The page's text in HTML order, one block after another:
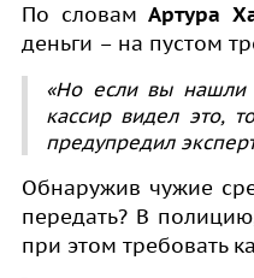
По словамАртура
деньги – на пустом
«Но если вы нашли
кассир видел это,
предупредил
Обнаружив чужие
передать? В
при этом требовать